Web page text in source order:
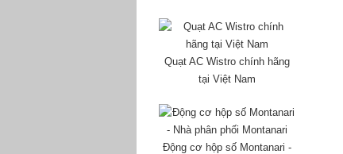
Quạt AC Wistro chính hãng
tại Việt Nam
Động cơ hộp số Montanari -